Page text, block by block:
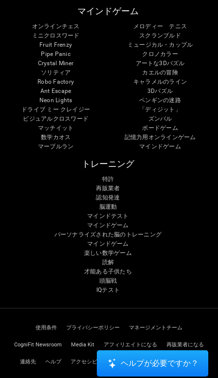
マインドゲーム
オンラインチェス
ミニクロスワード
Fruit Frenzy
Pipe Panic
Crystal Miner
ソリティア
Robo Factory
Ant Escape
Neon Lights
ドライブ ミー クレイジー
ビジュアルクロスワード
マッチイット
数学カオス
マーブルラン
メロディー テニス
スクランブルド
ミュージカル・カップル
クロノカラー
アートな3Dパズル
カエルの冒険
キャラメルのライン
3Dパズル
ペンギンの迷路
「ディジット」
ズンバル
ボードゲーム
記憶力用オンラインゲーム
マインドゲーム
トレーニング
特許
再販業者
認知発達
脳運動
マインドテスト
マインドゲーム
パーソナライズされた脳のトレーニング
マインドゲーム
楽しい数学ゲーム
読解
才能ある子供たち
頭脳戦
IQテスト
使用条件 プライバシーポリシー マネージメントチーム
CogniFit Newsroom Media Kit アフィリエイトになる 再販業者になる
連絡先 ヘルプ アクセシビリティに関する声明 トラストセンター
ヘルプが必要ですか？